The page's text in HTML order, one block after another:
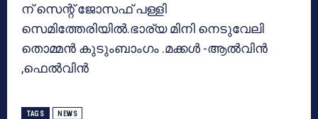
ന് സെന്റ് ജോസഫ് പള്ളി
സെമിത്തേരിയില്‍.ഭാര്യ മിനി നെടുവേലി
തൊമ്മന്‍ കുടുംബാംഗം .മക്കള്‍ -ആല്‍വിന്‍
,ഫെല്‍വിന്‍
TAGS NEWS